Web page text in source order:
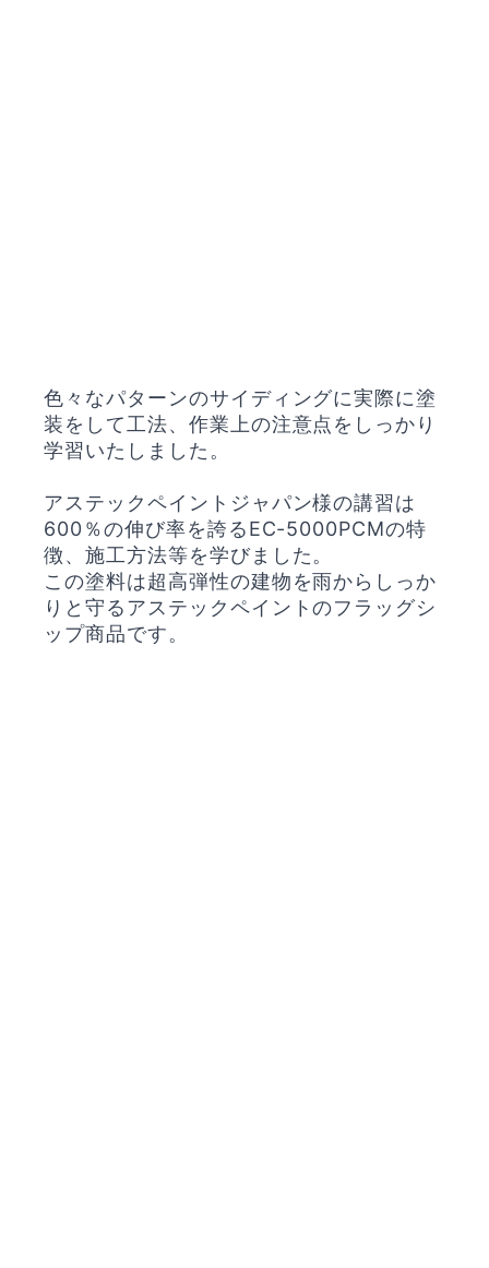
色々なパターンのサイディングに実際に塗
装をして工法、作業上の注意点をしっかり
学習いたしました。
アステックペイントジャパン様の講習は
600％の伸び率を誇るEC-5000PCMの特
徴、施工方法等を学びました。
この塗料は超高弾性の建物を雨からしっか
りと守るアステックペイントのフラッグシ
ップ商品です。